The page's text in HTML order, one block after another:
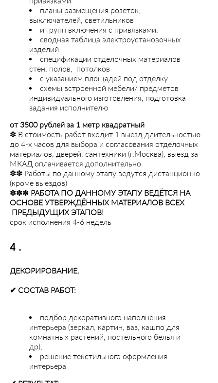
планы размещения розеток,
выключателей, светильников
и групп включения с привязками,
сводная таблица электроустановочных
изделий
спецификации отделочных материалов
стен, полов, потолков
с указанием площадей под отделку
схемы встроенной мебели/ предметов
индивидуального изготовления, подготовка
задания исполнителю
от 3500 рублей за 1 метр квадратный
✽ В стоимость работ входит 1 выезд длительностью
до 4-х часов для выбора и согласования отделочных
материалов, дверей, сантехники (г.Москва), выезд за
МКАД оплачивается дополнительно
✽✽ Работы по данному этапу ведутся дистанционно
(кроме выездов)
✽✽✽ РАБОТА ПО ДАННОМУ ЭТАПУ ВЕДЁТСЯ НА
ОСНОВЕ УТВЕРЖДЁННЫХ МАТЕРИАЛОВ ВСЕХ
ПРЕДЫДУЩИХ ЭТАПОВ!
срок исполнения 4-6 недель
4.
ДЕКОРИРОВАНИЕ.
✔︎ СОСТАВ РАБОТ:
подбор декоративного наполнения
интерьера (зеркал, картин, ваз, кашпо для
комнатных растений, постельного белья и
др),
решение текстильного оформления
интерьера